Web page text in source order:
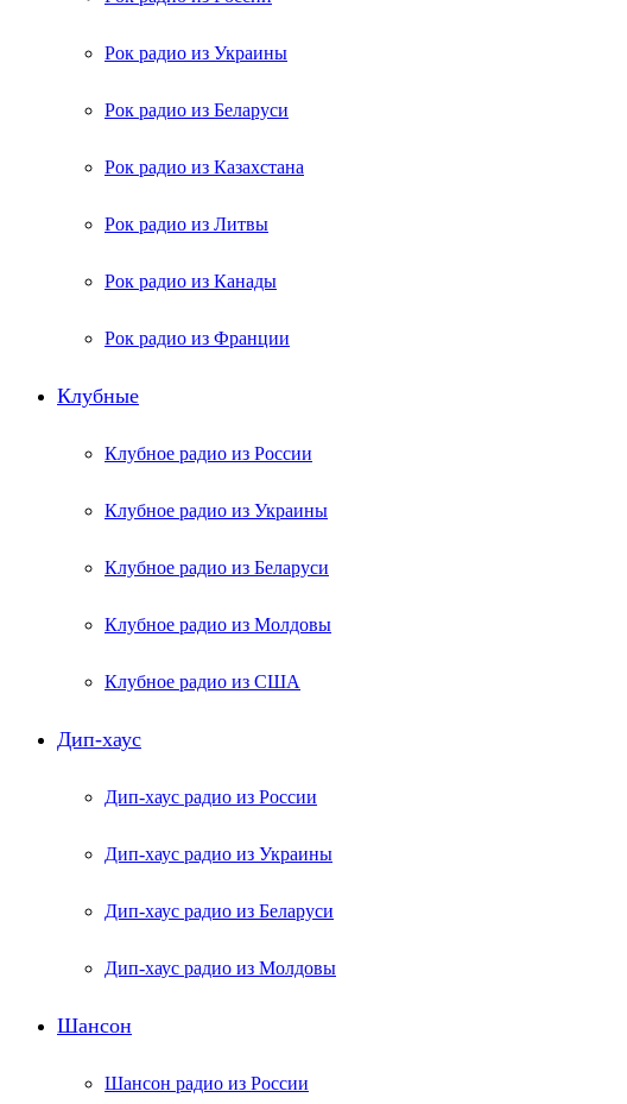
Рок радио из Украины
Рок радио из Беларуси
Рок радио из Казахстана
Рок радио из Литвы
Рок радио из Канады
Рок радио из Франции
Клубные
Клубное радио из России
Клубное радио из Украины
Клубное радио из Беларуси
Клубное радио из Молдовы
Клубное радио из США
Дип-хаус
Дип-хаус радио из России
Дип-хаус радио из Украины
Дип-хаус радио из Беларуси
Дип-хаус радио из Молдовы
Шансон
Шансон радио из России